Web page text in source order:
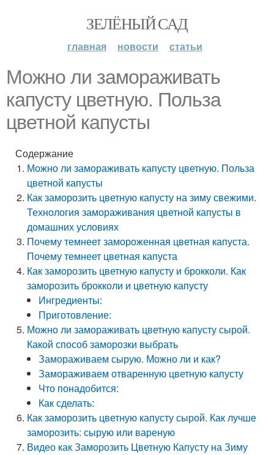
ЗЕЛЁНЫЙ САД
главная новости статьи
Можно ли замораживать
капусту цветную. Польза
цветной капусты
Содержание
Можно ли замораживать капусту цветную. Польза
цветной капусты
Как заморозить цветную капусту на зиму свежими.
Технология замораживания цветной капусты в
домашних условиях
Почему темнеет замороженная цветная капуста.
Почему темнеет цветная капуста
Как заморозить цветную капусту и брокколи. Как
заморозить брокколи и цветную капусту
Ингредиенты:
Приготовление:
Можно ли замораживать цветную капусту сырой.
Какой способ заморозки выбрать
Замораживаем сырую. Можно ли и как?
Замораживаем отваренную цветную капусту
Что понадобится:
Как сделать:
Как заморозить цветную капусту сырой. Как лучше
заморозить: сырую или вареную
Видео как Заморозить Цветную Капусту на Зиму